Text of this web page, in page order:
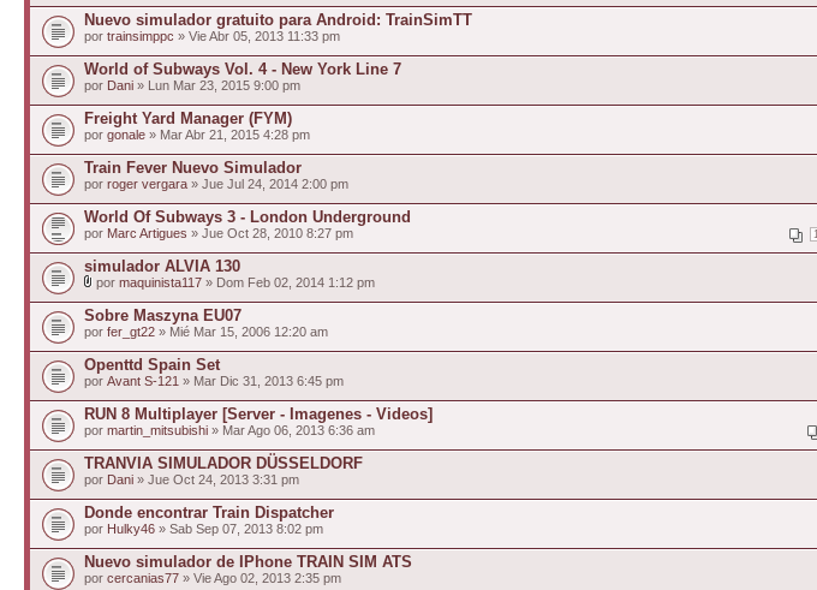
Nuevo simulador gratuito para Android: TrainSimTT
por trainsimppc » Vie Abr 05, 2013 11:33 pm
World of Subways Vol. 4 - New York Line 7
por Dani » Lun Mar 23, 2015 9:00 pm
Freight Yard Manager (FYM)
por gonale » Mar Abr 21, 2015 4:28 pm
Train Fever Nuevo Simulador
por roger vergara » Jue Jul 24, 2014 2:00 pm
World Of Subways 3 - London Underground
1
por Marc Artigues » Jue Oct 28, 2010 8:27 pm
simulador ALVIA 130
por maquinista117 » Dom Feb 02, 2014 1:12 pm
Sobre Maszyna EU07
por fer_gt22 » Mié Mar 15, 2006 12:20 am
Openttd Spain Set
por Avant S-121 » Mar Dic 31, 2013 6:45 pm
RUN 8 Multiplayer [Server - Imagenes - Videos]
por martin_mitsubishi » Mar Ago 06, 2013 6:36 am
TRANVIA SIMULADOR DÜSSELDORF
por Dani » Jue Oct 24, 2013 3:31 pm
Donde encontrar Train Dispatcher
por Hulky46 » Sab Sep 07, 2013 8:02 pm
Nuevo simulador de IPhone TRAIN SIM ATS
por cercanias77 » Vie Ago 02, 2013 2:35 pm